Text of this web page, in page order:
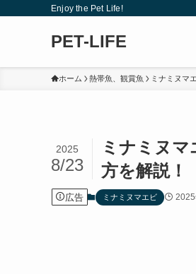
Enjoy the Pet Life!
PET-LIFE
ホーム 熱帯魚、観賞魚 ミナミヌマ
ミナミヌ
方を解説！
2025
8/23
広告 ミナミヌマエビ